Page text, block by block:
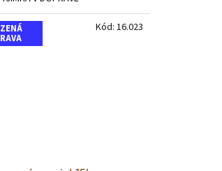
Kód: 16.023